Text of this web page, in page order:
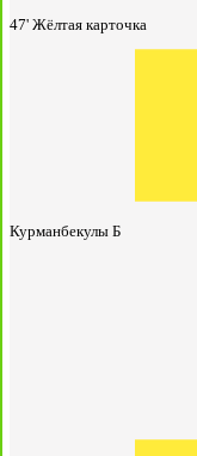
47' Жёлтая карточка
Курманбекулы Б